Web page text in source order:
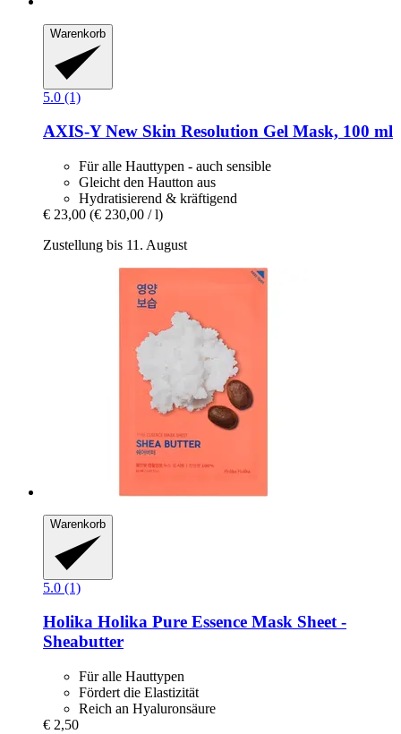
Warenkorb
5.0 (1)
AXIS-YNew Skin Resolution Gel Mask, 100 ml
Für alle Hauttypen - auch sensible
Gleicht den Hautton aus
Hydratisierend & kräftigend
€ 23,00 (€ 230,00 / l)
Zustellung bis 11. August
Warenkorb
5.0 (1)
Holika Holika Pure Essence Mask Sheet -​
Sheabutter
Für alle Hauttypen
Fördert die Elastizität
Reich an Hyaluronsäure
€ 2,50